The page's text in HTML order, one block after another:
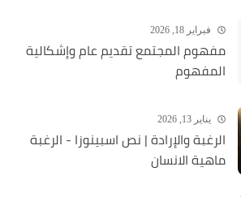
فبراير 18, 2026
مفهوم المجتمع تقديم عام وإشكالية
المفهوم
يناير 13, 2026
الرغبة والإرادة | نص اسبينوزا - الرغبة
ماهية الانسان